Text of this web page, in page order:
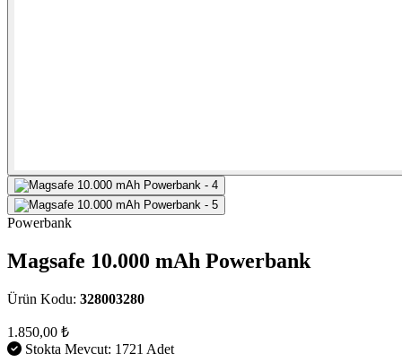
Powerbank
Magsafe 10.000 mAh Powerbank
Ürün Kodu: 328003280
1.850,00 ₺
Stokta Mevcut: 1721 Adet